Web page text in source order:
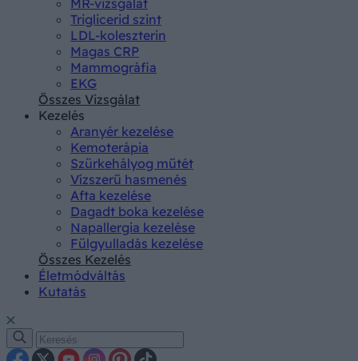
Triglicerid szint
LDL-koleszterin
Magas CRP
Mammográfia
EKG
Összes Vizsgálat
Kezelés
Aranyér kezelése
Kemoterápia
Szürkehályog műtét
Vízszerű hasmenés
Afta kezelése
Dagadt boka kezelése
Napallergia kezelése
Fülgyulladás kezelése
Összes Kezelés
Életmódváltás
Kutatás